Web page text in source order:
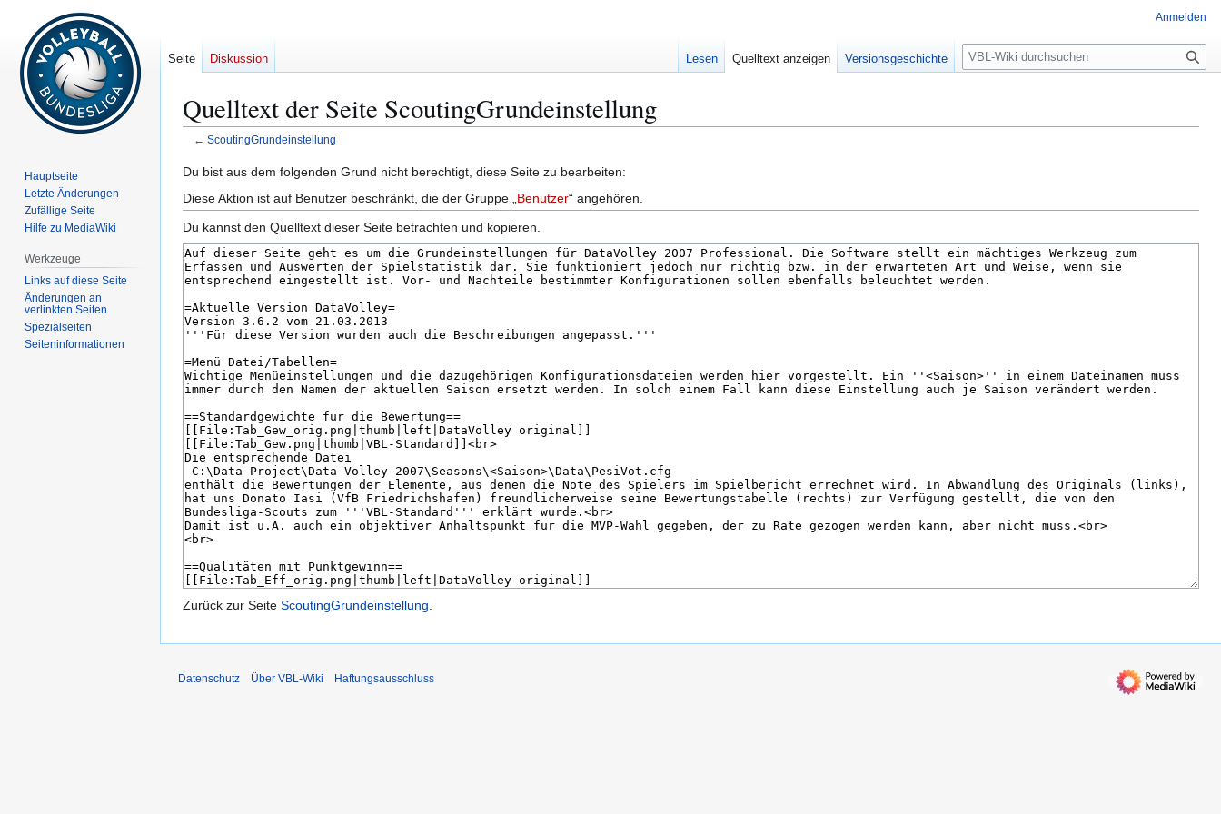
Quelltext der Seite ScoutingGrundeinstellung
← ScoutingGrundeinstellung
Zur
Navigation
springen
Zur
Suche
springen
Du bist aus dem folgenden Grund nicht berechtigt, diese Seite zu bearbeiten:
Diese Aktion ist auf Benutzer beschränkt, die der Gruppe „ Benutzer“ angehören.
Du kannst den Quelltext dieser Seite betrachten und kopieren.
Zurück zur Seite ScoutingGrundeinstellung
Anmelden
Seite Diskussion Lesen Quelltext anzeigen Versionsgeschichte
S
u
e
Hauptseite
Letzte Änderungen
Zufällige Seite
Hilfe zu MediaWiki
Werkzeuge
Links auf diese Seite
Änderungen an
verlinkten Seiten
Spezialseiten
Seiten­­informationen
Datenschutz Über VBL-Wiki Haftungsausschluss